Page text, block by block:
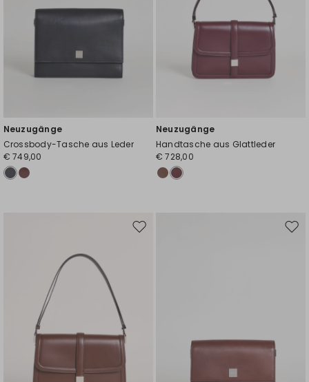
Neuzugänge
Crossbody-Tasche aus Leder
€ 749,00
Neuzugänge
Handtasche aus Glattleder
€ 728,00
Auf
Auf